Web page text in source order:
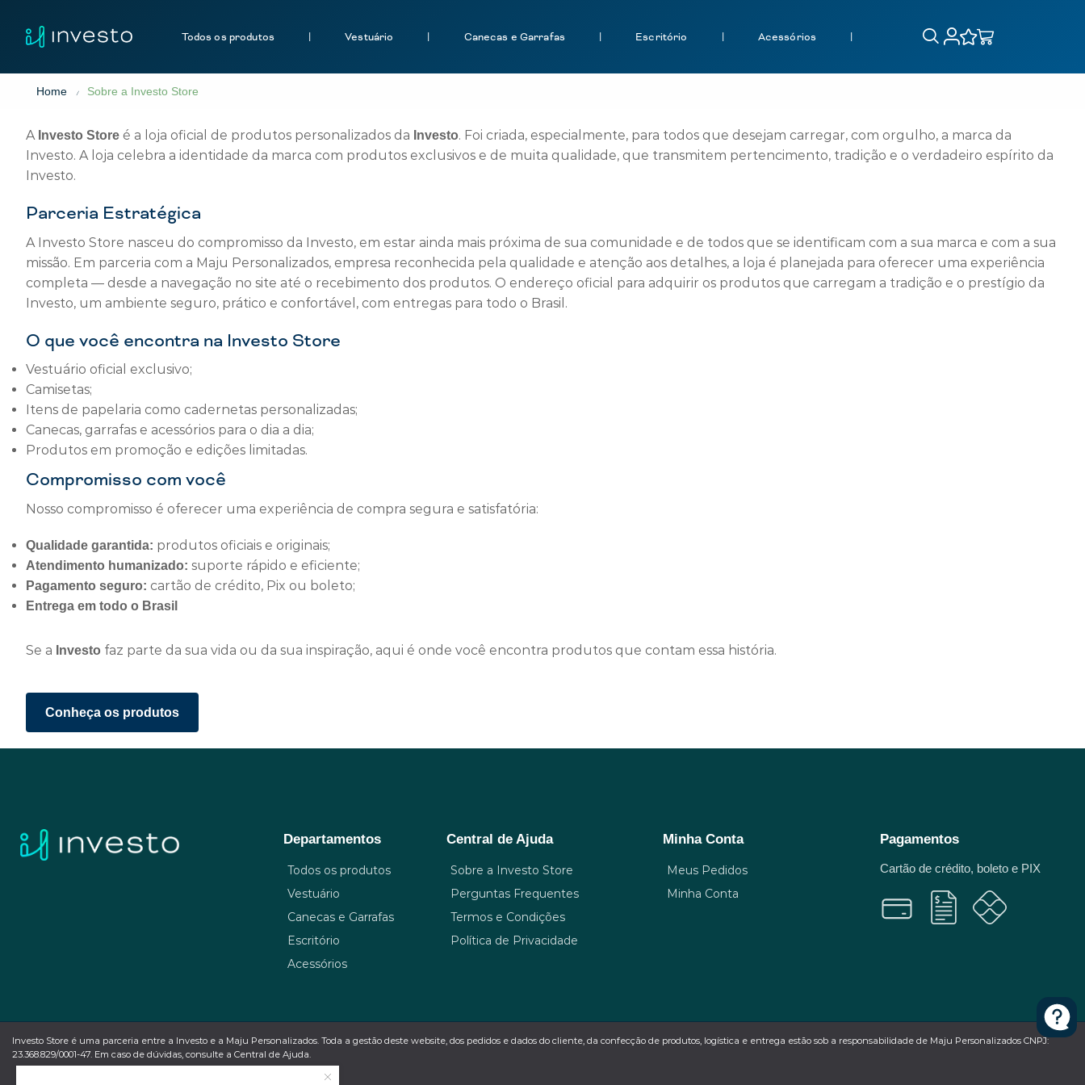
Todos os produtos | Vestuário | Canecas e Garrafas | Escritório | Acessórios |
Home / Sobre a Investo Store
A Investo Store é a loja oficial de produtos personalizados da Investo. Foi criada, especialmente, para todos que desejam carregar, com orgulho, a marca da
Investo. A loja celebra a identidade da marca com produtos exclusivos e de muita qualidade, que transmitem pertencimento, tradição e o verdadeiro espírito da
Investo.
Parceria Estratégica
A Investo Store nasceu do compromisso da Investo, em estar ainda mais próxima de sua comunidade e de todos que se identificam com a sua marca e com a sua
missão. Em parceria com a Maju Personalizados, empresa reconhecida pela qualidade e atenção aos detalhes, a loja é planejada para oferecer uma experiência
completa — desde a navegação no site até o recebimento dos produtos. O endereço oficial para adquirir os produtos que carregam a tradição e o prestígio da
Investo, um ambiente seguro, prático e confortável, com entregas para todo o Brasil.
O que você encontra na Investo Store
Vestuário oficial exclusivo;
Camisetas;
Itens de papelaria como cadernetas personalizadas;
Canecas, garrafas e acessórios para o dia a dia;
Produtos em promoção e edições limitadas.
Compromisso com você
Nosso compromisso é oferecer uma experiência de compra segura e satisfatória:
Qualidade garantida: produtos oficiais e originais;
Atendimento humanizado: suporte rápido e eficiente;
Pagamento seguro: cartão de crédito, Pix ou boleto;
Entrega em todo o Brasil
Se a Investo faz parte da sua vida ou da sua inspiração, aqui é onde você encontra produtos que contam essa história.
Conheça os produtos
Departamentos
Todos os produtos
Vestuário
Canecas e Garrafas
Escritório
Acessórios
Central de Ajuda
Sobre a Investo Store
Perguntas Frequentes
Termos e Condições
Política de Privacidade
Minha Conta
Meus Pedidos
Minha Conta
Pagamentos
Cartão de crédito, boleto e PIX
Investo Store é uma parceria entre a Investo e a Maju Personalizados. Toda a gestão deste website, dos pedidos e dados do cliente, da confecção de produtos, logística e entrega estão sob a responsabilidade de Maju Personalizados CNPJ:
23.368.829/0001-47. Em caso de dúvidas, consulte a Central de Ajuda.